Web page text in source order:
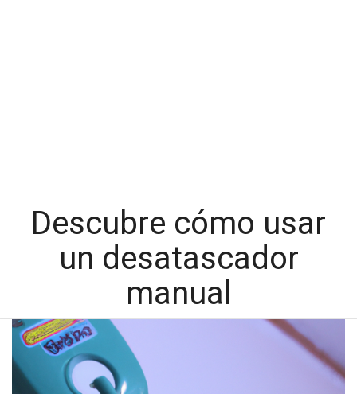
Descubre cómo usar
un desatascador
manual